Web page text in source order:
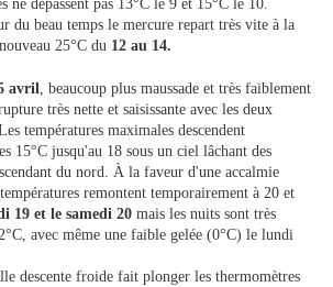
ne dépassent pas 13°C le 9 et 15°C le 10.
du beau temps le mercure repart très vite à la
25°C du 12 au 14.
avril, beaucoup plus maussade et très faiblement
très nette et saisissante avec les deux
températures maximales descendent
15°C jusqu'au 18 sous un ciel lâchant des
du nord. À la faveur d'une accalmie
remontent temporairement à 20 et
19 et le samedi 20 mais les nuits sont très
avec même une faible gelée (0°C) le lundi
descente froide fait plonger les thermomètres